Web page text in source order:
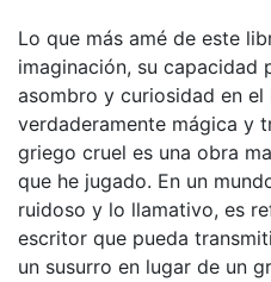
Lo que más amé de este
imaginación, su capacidad
asombro y curiosidad en
verdaderamente mágica y
griego cruel es una obra
que he jugado. En un
ruidoso y lo llamativo, es
escritor que pueda
un susurro en lugar de un